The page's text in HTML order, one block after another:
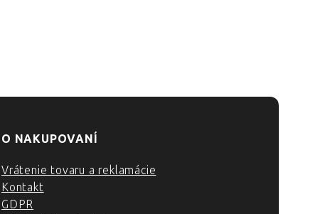
O NAKUPOVANÍ
Vrátenie tovaru a reklamácie
Kontakt
GDPR